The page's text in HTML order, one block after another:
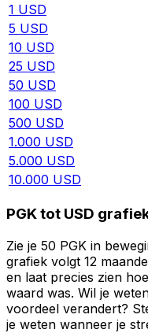
1 USD
5 USD
10 USD
25 USD
50 USD
100 USD
500 USD
1.000 USD
5.000 USD
10.000 USD
PGK tot USD
Zie je 50 PGK in
grafiek volgt 12
en laat precies zien
waard was. Wil je
voordeel verandert?
je weten wanneer je